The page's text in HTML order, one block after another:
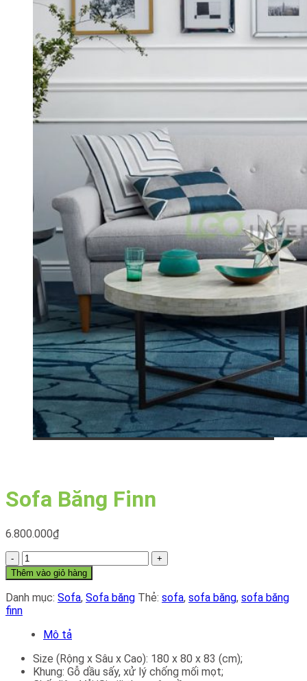
Sofa Băng Finn
6.800.000₫
Sofa
Băng
Finn
số
lượng
Thêm vào giỏ hàng
Danh mục: Sofa, Sofa băng Thẻ: sofa, sofa băng, sofa băng
finn
Mô tả
Size (Rộng x Sâu x Cao): 180 x 80 x 83 (cm);
Khung: Gỗ dầu sấy, xử lý chống mối mọt;